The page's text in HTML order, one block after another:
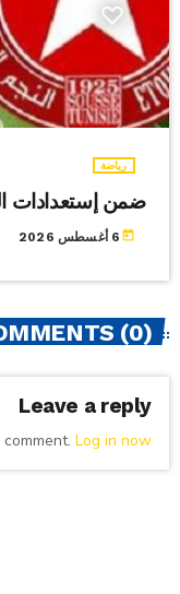
رياضة
ضمن إستعدادات
today 6 أغسطس 2026
(0)
Leave a reply
Log in now